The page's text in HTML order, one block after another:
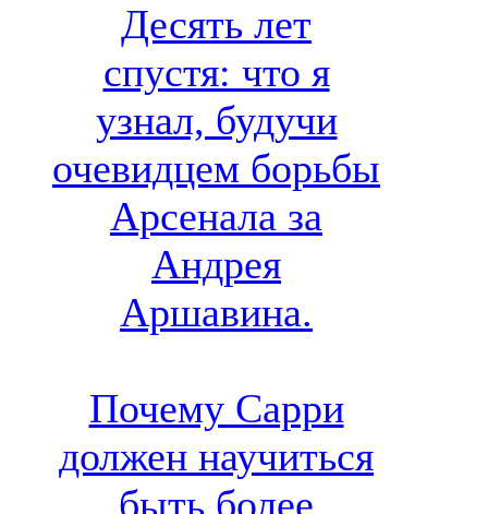
Десять лет
спустя: что я
узнал, будучи
очевидцем борьбы
Арсенала за
Андрея
Аршавина.
Почему Сарри
должен научиться
быть более